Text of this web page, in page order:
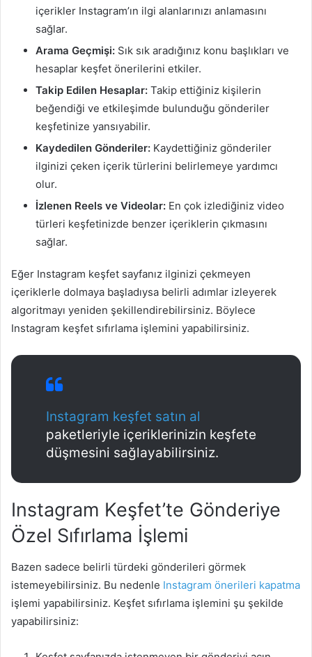
içerikler Instagram’ın ilgi alanlarınızı anlamasını
sağlar.
Arama Geçmişi: Sık sık aradığınız konu başlıkları ve
hesaplar keşfet önerilerini etkiler.
Takip Edilen Hesaplar: Takip ettiğiniz kişilerin
beğendiği ve etkileşimde bulunduğu gönderiler
keşfetinize yansıyabilir.
Kaydedilen Gönderiler: Kaydettiğiniz gönderiler
ilginizi çeken içerik türlerini belirlemeye yardımcı
olur.
İzlenen Reels ve Videolar: En çok izlediğiniz video
türleri keşfetinizde benzer içeriklerin çıkmasını
sağlar.
Eğer Instagram keşfet sayfanız ilginizi çekmeyen
içeriklerle dolmaya başladıysa belirli adımlar izleyerek
algoritmayı yeniden şekillendirebilirsiniz. Böylece
Instagram keşfet sıfırlama işlemini yapabilirsiniz.
Instagram keşfet satın al
paketleriyle içeriklerinizin keşfete
düşmesini sağlayabilirsiniz.
Instagram Keşfet’te Gönderiye
Özel Sıfırlama İşlemi
Bazen sadece belirli türdeki gönderileri görmek
istemeyebilirsiniz. Bu nedenle Instagram önerileri kapatma
işlemi yapabilirsiniz. Keşfet sıfırlama işlemini şu şekilde
yapabilirsiniz: